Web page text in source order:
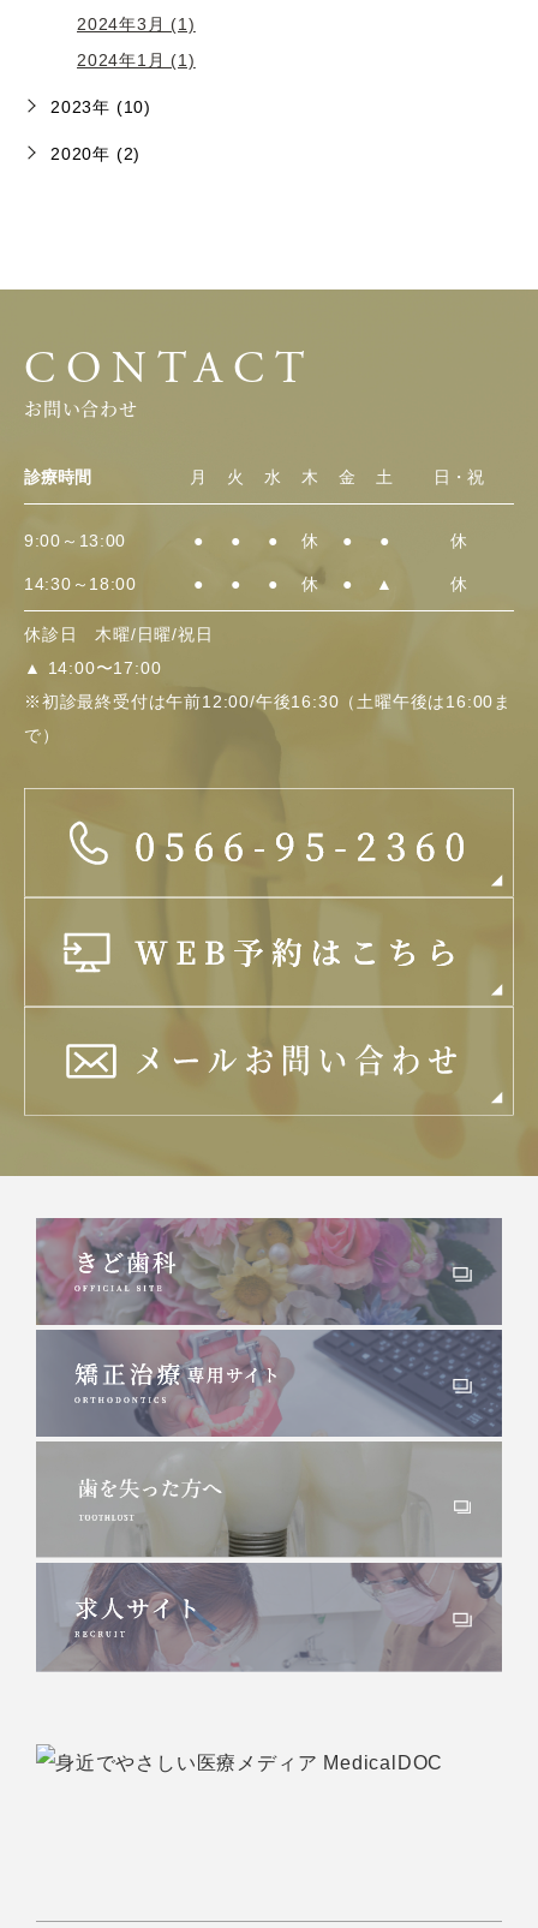
2024年3月 (1)
2024年1月 (1)
2023年 (10)
2020年 (2)
CONTACT
お問い合わせ
診療時間 月 火 水 木 金 土 日・祝
9:00～13:00 ● ● ● 休 ● ● 休
14:30～18:00 ● ● ● 休 ● ▲ 休
休診日 木曜/日曜/祝日
▲
14:00〜17:00
※初診最終受付は午前12:00/午後16:30（土曜午後は16:00ま
で）